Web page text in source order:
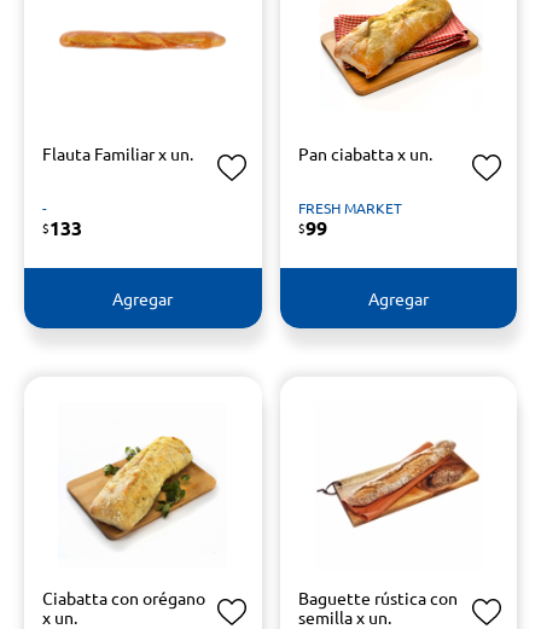
Flauta Familiar x un.
-
$133
Agregar
Pan ciabatta x un.
FRESH MARKET
$99
Agregar
Ciabatta con orégano
x un.
Baguette rústica con
semilla x un.